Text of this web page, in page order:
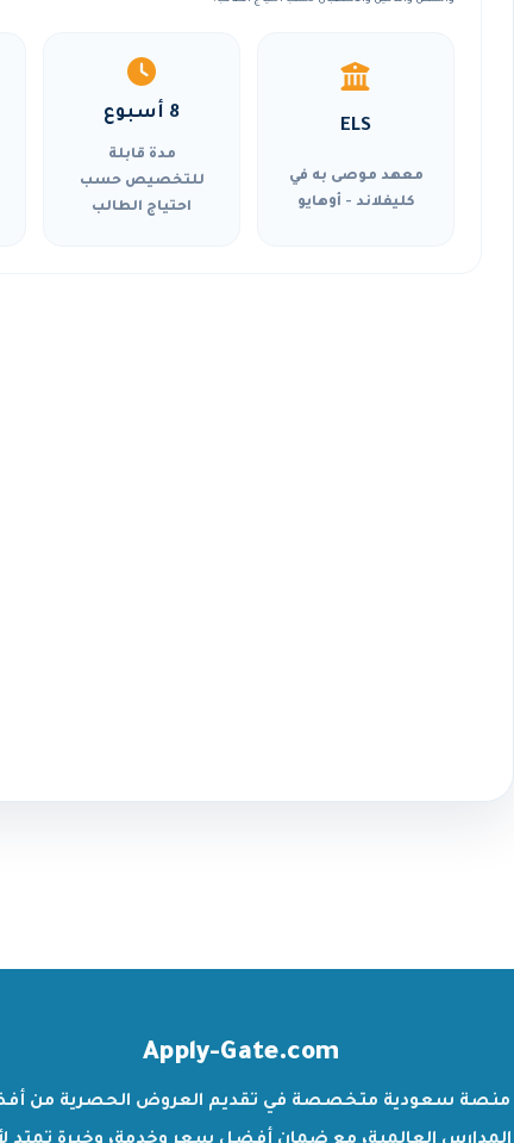
ELS
معهد موصى به في
كليفلاند - أوهايو
8 أسبوع
مدة قابلة
للتخصيص حسب
احتياج الطالب
Apply-Gate.com
منصة سعودية متخصصة في تقديم العروض الحصرية من